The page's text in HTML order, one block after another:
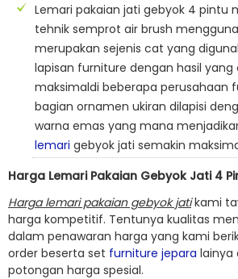
Lemari pakaian jati gebyok 4 pintu
tehnik semprot air brush
merupakan sejenis cat yang
lapisan furniture dengan hasil yang
maksimaldi beberapa perusahaan
bagian ornamen ukiran dilapisi
warna emas yang mana
lemari gebyok jati semakin
Harga Lemari Pakaian Gebyok Jati 4
Harga lemari pakaian gebyok jatikami
harga kompetitif. Tentunya kualitas
dalam penawaran harga yang kami
order beserta set furniture jepara lainya
potongan harga spesial.